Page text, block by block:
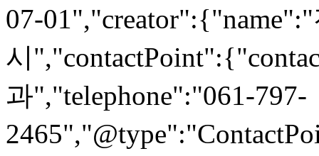
07-
시
과","telephone":"061-797-